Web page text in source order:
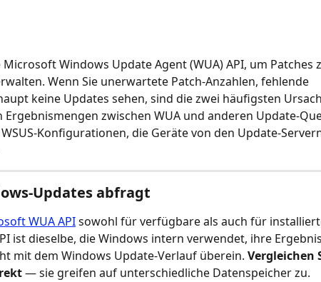
Windows Update Agent (WUA) API, um Patches
Wenn Sie unerwartete Patch-Anzahlen, fehlende
keine Updates sehen, sind die zwei häufigsten
Ergebnismengen zwischen WUA und anderen Update-
Konfigurationen, die Geräte von den Update-
Updates abfragt
WUA API sowohl für verfügbare als auch für
ist dieselbe, die Windows intern verwendet, ihre
mit dem Windows Update-Verlauf überein. Vergleichen
— sie greifen auf unterschiedliche Datenspeicher zu.